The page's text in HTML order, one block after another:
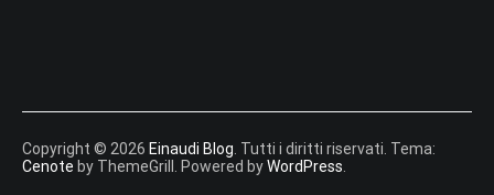
Copyright © 2026 Einaudi Blog . Tutti i diritti riservati. Tema:
Cenote by ThemeGrill. Powered byWordPress